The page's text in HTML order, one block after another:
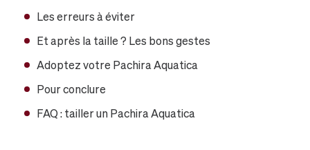
Les erreurs à éviter
Et après la taille ? Les bons gestes
Adoptez votre Pachira Aquatica
Pour conclure
FAQ : tailler un Pachira Aquatica